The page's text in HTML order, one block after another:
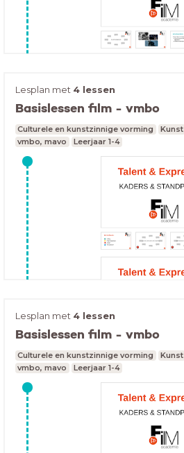
Lesplan met 4 lessen
Basislessen film - vmbo
Culturele en kunstzinnige vorming Kunst
vmbo, mavo
Leerjaar 1-4
Lesplan met 4 lessen
Basislessen film - vmbo
Culturele en kunstzinnige vorming Kunst
vmbo, mavo
Leerjaar 1-4